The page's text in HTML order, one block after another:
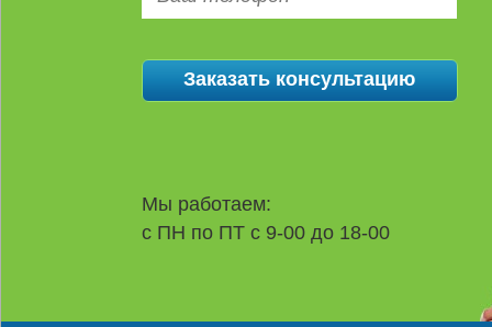
Мы работаем:
с ПН по ПТ с 9-00 до 18-00